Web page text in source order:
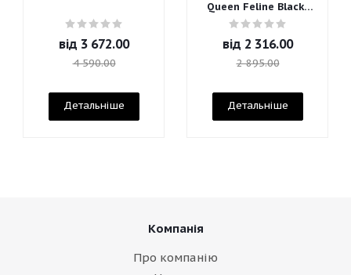
від 3 672.00
4 590.00
Детальніше
Queen Feline Blacks
Mascara
від 2 316.00
2 895.00
Детальніше
Компанія
Про компанію